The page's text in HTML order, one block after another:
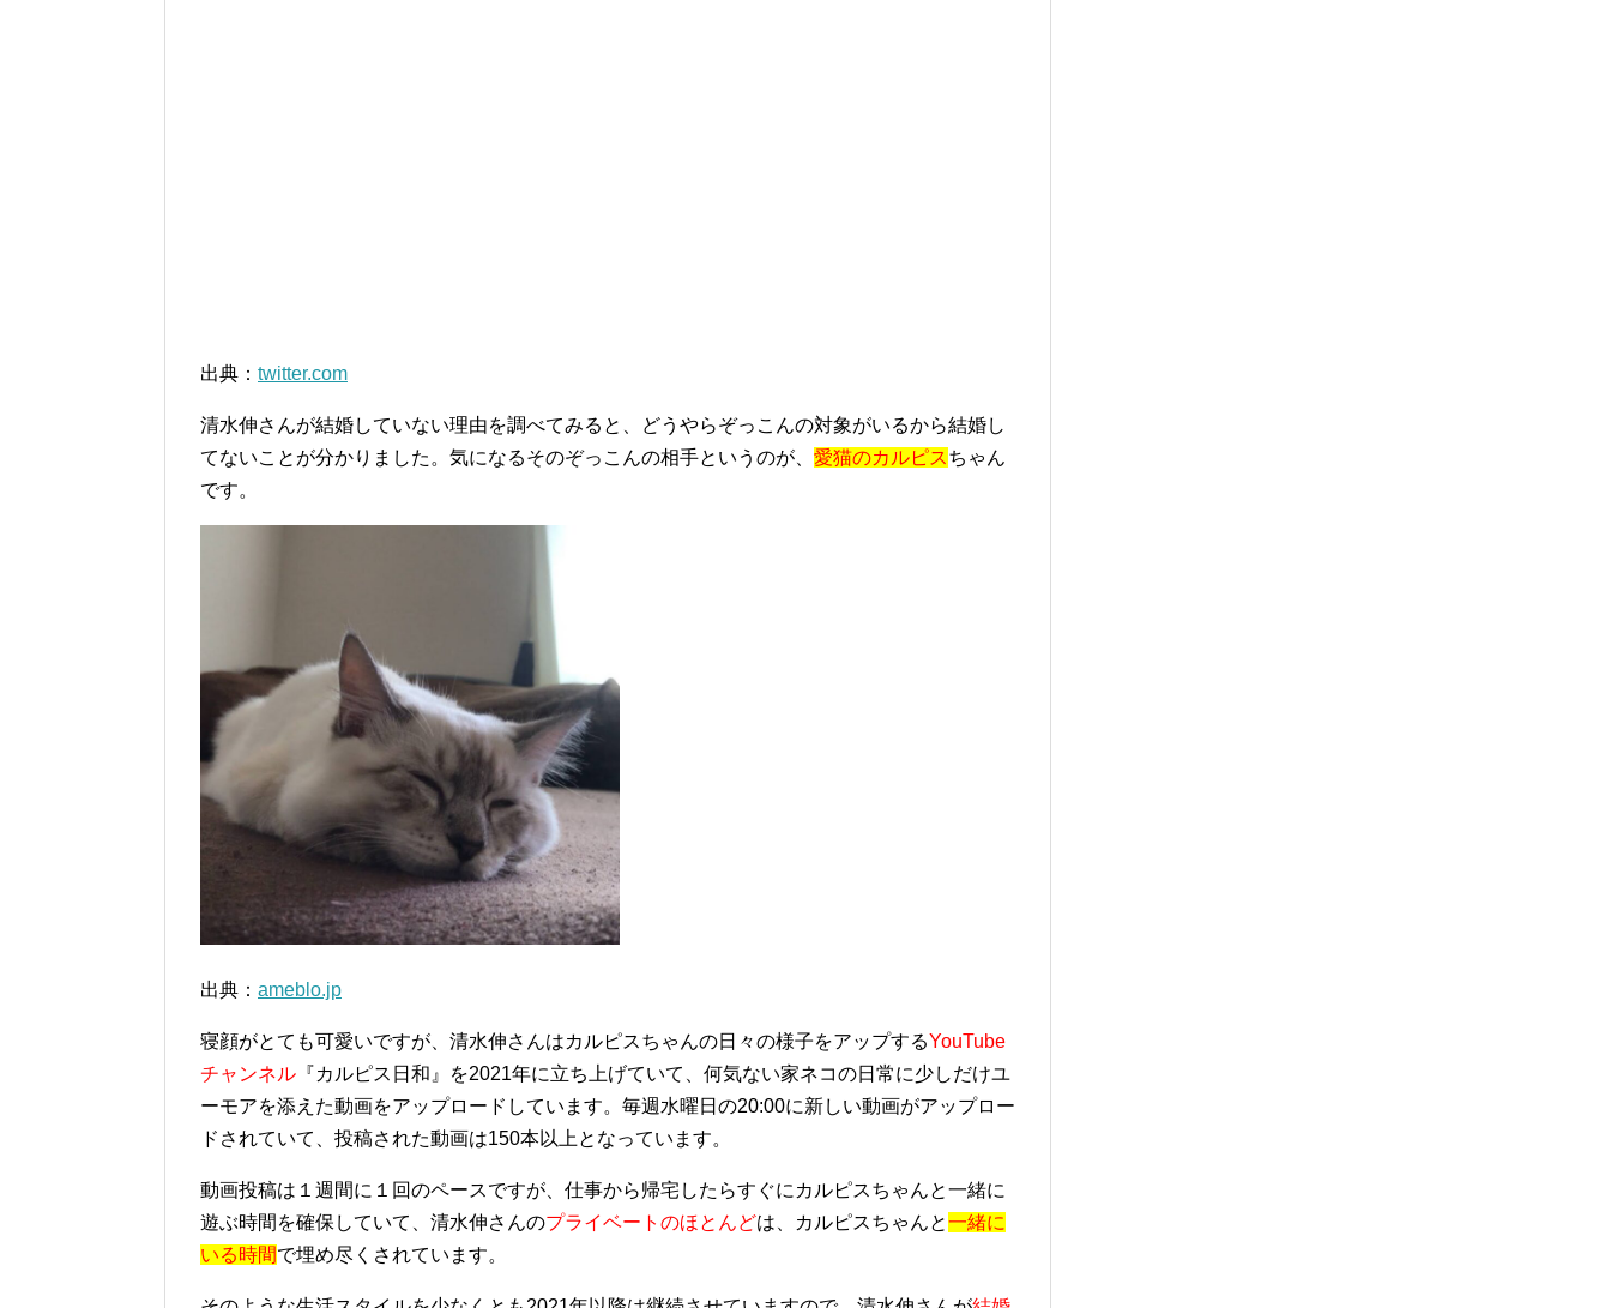
出典： twitter.com
清水伸さんが結婚していない理由を調べてみると、どうやらぞっこんの対象がいるから結婚し
てないことが分かりました。気になるそのぞっこんの相手というのが、 愛猫のカルピスちゃん
です。
出典： ameblo.jp
寝顔がとても可愛いですが、清水伸さんはカルピスちゃんの日々の様子をアップするYouTube
チャンネル 『カルピス日和』を2021年に立ち上げていて、何気ない家ネコの日常に少しだけユ
ーモアを添えた動画をアップロードしています。毎週水曜日の20:00に新しい動画がアップロー
ドされていて、投稿された動画は150本以上となっています。
動画投稿は１週間に１回のペースですが、仕事から帰宅したらすぐにカルピスちゃんと一緒に
遊ぶ時間を確保していて、清水伸さんのプライベートのほとんどは、カルピスちゃんと一緒に
いる時間で埋め尽くされています。